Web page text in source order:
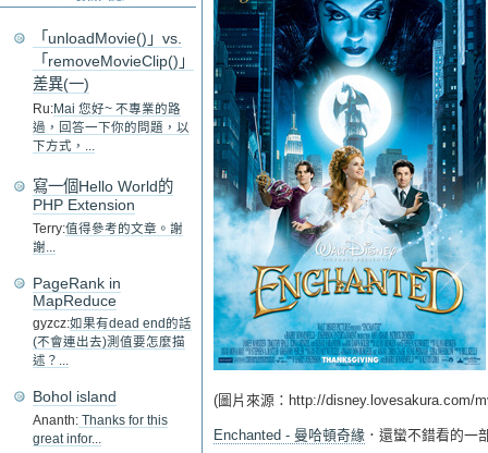
(圖片來源：http://disney.lovesakura.com/
Enchanted - 曼哈頓奇緣 ．還蠻不錯看的一
「unloadMovie()」vs.
「removeMovieClip()」
差異(一)
Ru:Mai 您好~ 不專業的路
過，回答一下你的問題，以
下方式，...
寫一個Hello World的
PHP Extension
Terry:值得參考的文章。謝
謝...
PageRank in
MapReduce
gyzcz:如果有dead end的話
(不會連出去)測值要怎麼描
述？...
Bohol island
Ananth: Thanks for this
great infor...